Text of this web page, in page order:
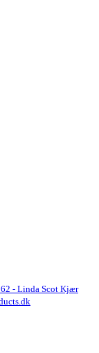
- Linda Scot Kjær